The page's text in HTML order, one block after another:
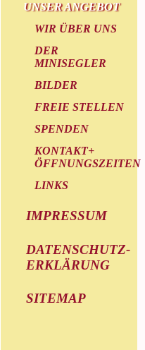
UNSER ANGEBOT
WIR ÜBER UNS
DER
MINISEGLER
BILDER
FREIE STELLEN
SPENDEN
KONTAKT+
ÖFFNUNGSZEITEN
LINKS
IMPRESSUM
DATENSCHUTZ-
ERKLÄRUNG
SITEMAP